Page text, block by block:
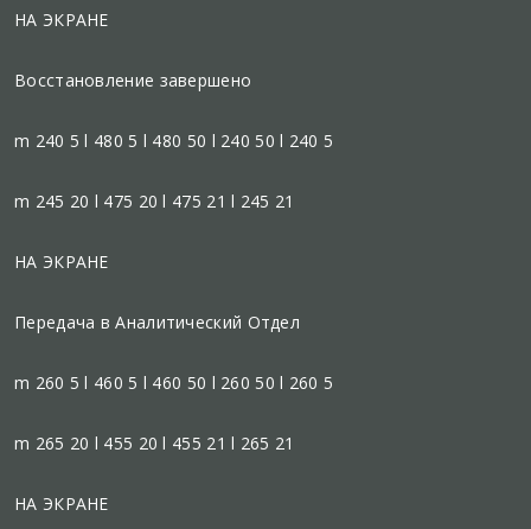
НА ЭКРАНЕ
Восстановление завершено
m 240 5 l 480 5 l 480 50 l 240 50 l 240 5
m 245 20 l 475 20 l 475 21 l 245 21
НА ЭКРАНЕ
Передача в Аналитический Отдел
m 260 5 l 460 5 l 460 50 l 260 50 l 260 5
m 265 20 l 455 20 l 455 21 l 265 21
НА ЭКРАНЕ